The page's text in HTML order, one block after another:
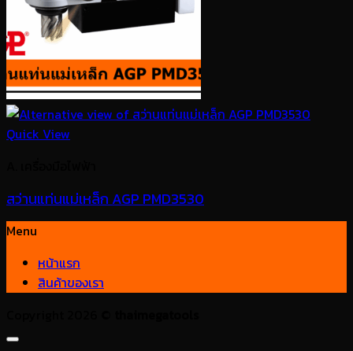
Quick View
สว่านแท่นแม่เหล็ก AGP PMD3530
Menu
หน้าแรก
สินค้าของเรา